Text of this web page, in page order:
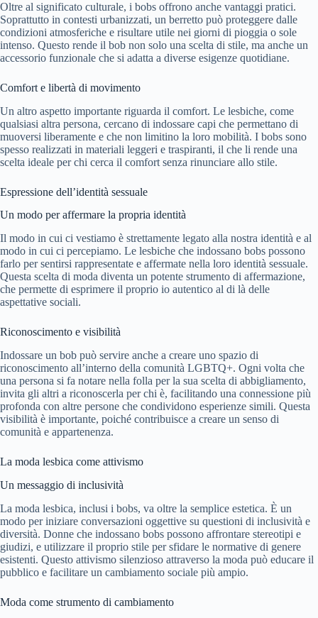
Oltre al significato culturale, i bobs offrono anche vantaggi pratici.
Soprattutto in contesti urbanizzati, un berretto può proteggere dalle
condizioni atmosferiche e risultare utile nei giorni di pioggia o sole
intenso. Questo rende il bob non solo una scelta di stile, ma anche un
accessorio funzionale che si adatta a diverse esigenze quotidiane.
Comfort e libertà di movimento
Un altro aspetto importante riguarda il comfort. Le lesbiche, come
qualsiasi altra persona, cercano di indossare capi che permettano di
muoversi liberamente e che non limitino la loro mobilità. I bobs sono
spesso realizzati in materiali leggeri e traspiranti, il che li rende una
scelta ideale per chi cerca il comfort senza rinunciare allo stile.
Espressione dell’identità sessuale
Un modo per affermare la propria identità
Il modo in cui ci vestiamo è strettamente legato alla nostra identità e al
modo in cui ci percepiamo. Le lesbiche che indossano bobs possono
farlo per sentirsi rappresentate e affermate nella loro identità sessuale.
Questa scelta di moda diventa un potente strumento di affermazione,
che permette di esprimere il proprio io autentico al di là delle
aspettative sociali.
Riconoscimento e visibilità
Indossare un bob può servire anche a creare uno spazio di
riconoscimento all’interno della comunità LGBTQ+. Ogni volta che
una persona si fa notare nella folla per la sua scelta di abbigliamento,
invita gli altri a riconoscerla per chi è, facilitando una connessione più
profonda con altre persone che condividono esperienze simili. Questa
visibilità è importante, poiché contribuisce a creare un senso di
comunità e appartenenza.
La moda lesbica come attivismo
Un messaggio di inclusività
La moda lesbica, inclusi i bobs, va oltre la semplice estetica. È un
modo per iniziare conversazioni oggettive su questioni di inclusività e
diversità. Donne che indossano bobs possono affrontare stereotipi e
giudizi, e utilizzare il proprio stile per sfidare le normative di genere
esistenti. Questo attivismo silenzioso attraverso la moda può educare il
pubblico e facilitare un cambiamento sociale più ampio.
Moda come strumento di cambiamento